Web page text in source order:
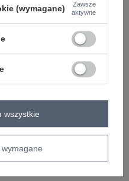
9%
(wymagane)
Zawsze
aktywne
wszystkie